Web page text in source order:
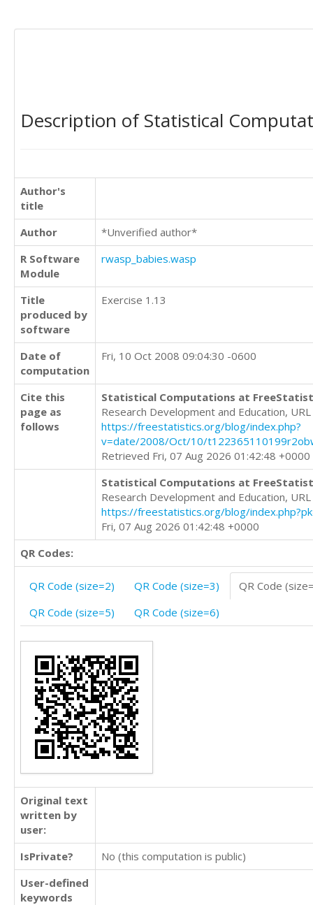
Description of Statistical
Author's
title
Author
*Unverified author*
R Software
Module
rwasp_babies.wasp
Title
produced by
software
Exercise 1.13
Date of
computation
Fri, 10 Oct 2008 09:04:30 -0600
Cite this
page as
follows
Statistical Computations at
Research Development and Education, URL
https://freestatistics.org/blog/index.php?
v=date/2008/Oct/10/
Retrieved Fri, 07 Aug 2026 01:42:48 +0000
Statistical Computations at
Research Development and Education, URL
https://freestatistics.org/blog/
Fri, 07 Aug 2026 01:42:48 +0000
QR Codes:
QR Code (size=2) QR Code (size=3)
QR Code
QR Code (size=5)
QR Code (size=6)
Original text
written by
user:
IsPrivate?
No (this computation is public)
User-defined
keywords